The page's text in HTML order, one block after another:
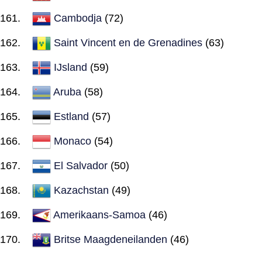
Cambodja (72)
Saint Vincent en de Grenadines (63)
IJsland (59)
Aruba (58)
Estland (57)
Monaco (54)
El Salvador (50)
Kazachstan (49)
Amerikaans-Samoa (46)
Britse Maagdeneilanden (46)